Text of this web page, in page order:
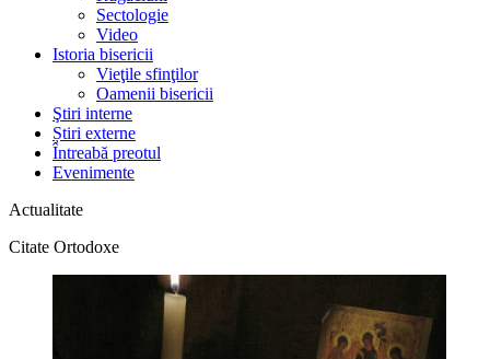
Sectologie
Video
Istoria bisericii
Vieţile sfinţilor
Oamenii bisericii
Ştiri interne
Știri externe
Întreabă preotul
Evenimente
Actualitate
Citate Ortodoxe